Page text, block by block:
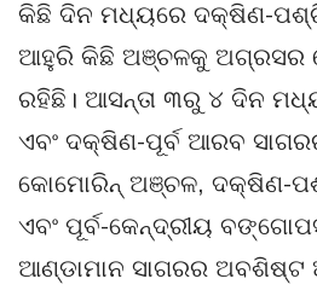
କିଛି ଦିନ ମଧ୍ୟରେ ଦକ୍ଷିଣ-
ଆହୁରି କିଛି ଅଞ୍ଚଳକୁ ଅଗ୍ରସର
ରହିଛି। ଆସନ୍ତା ୩ରୁ ୪ ଦିନ
ଏବଂ ଦକ୍ଷିଣ-ପୂର୍ବ ଆରବ
କୋମୋରିନ୍ ଅଞ୍ଚଳ, ଦକ୍ଷିଣ-
ଏବଂ ପୂର୍ବ-କେନ୍ଦ୍ରୀୟ
ଆଣ୍ଡାମାନ ସାଗରର ଅବଶିଷ୍ଟ